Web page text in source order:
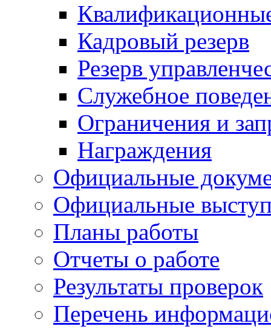
Кадровый резерв
Резерв
Служебное
Ограничения и
Награждения
Официальные
Официальные
Планы работы
Отчеты о работе
Результаты проверок
Перечень